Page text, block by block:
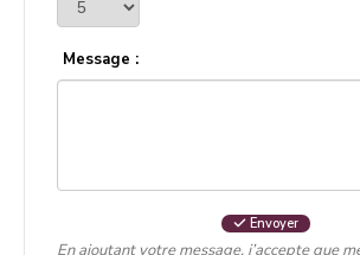
Message :
Envoyer
En ajoutant votre message, j’accepte que